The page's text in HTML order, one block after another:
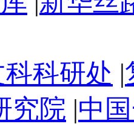
科研处 |
究院 |中